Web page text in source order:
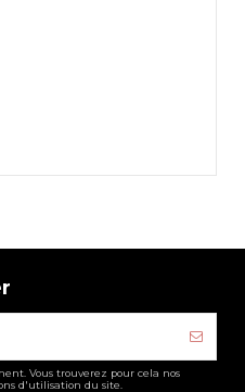
Vous trouverez pour cela nos
d'utilisation du site.